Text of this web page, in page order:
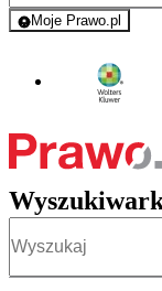
Moje Prawo.pl
- rejestracja i